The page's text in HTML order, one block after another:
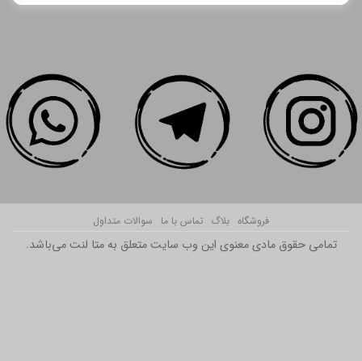
فروشگاه بلاگ تماس با ما سوالات متداول
تمامی حقوق مادی معنوی این وب سایت متعلق به متا لنت می‌باشد.